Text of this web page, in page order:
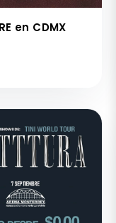
en CDMX